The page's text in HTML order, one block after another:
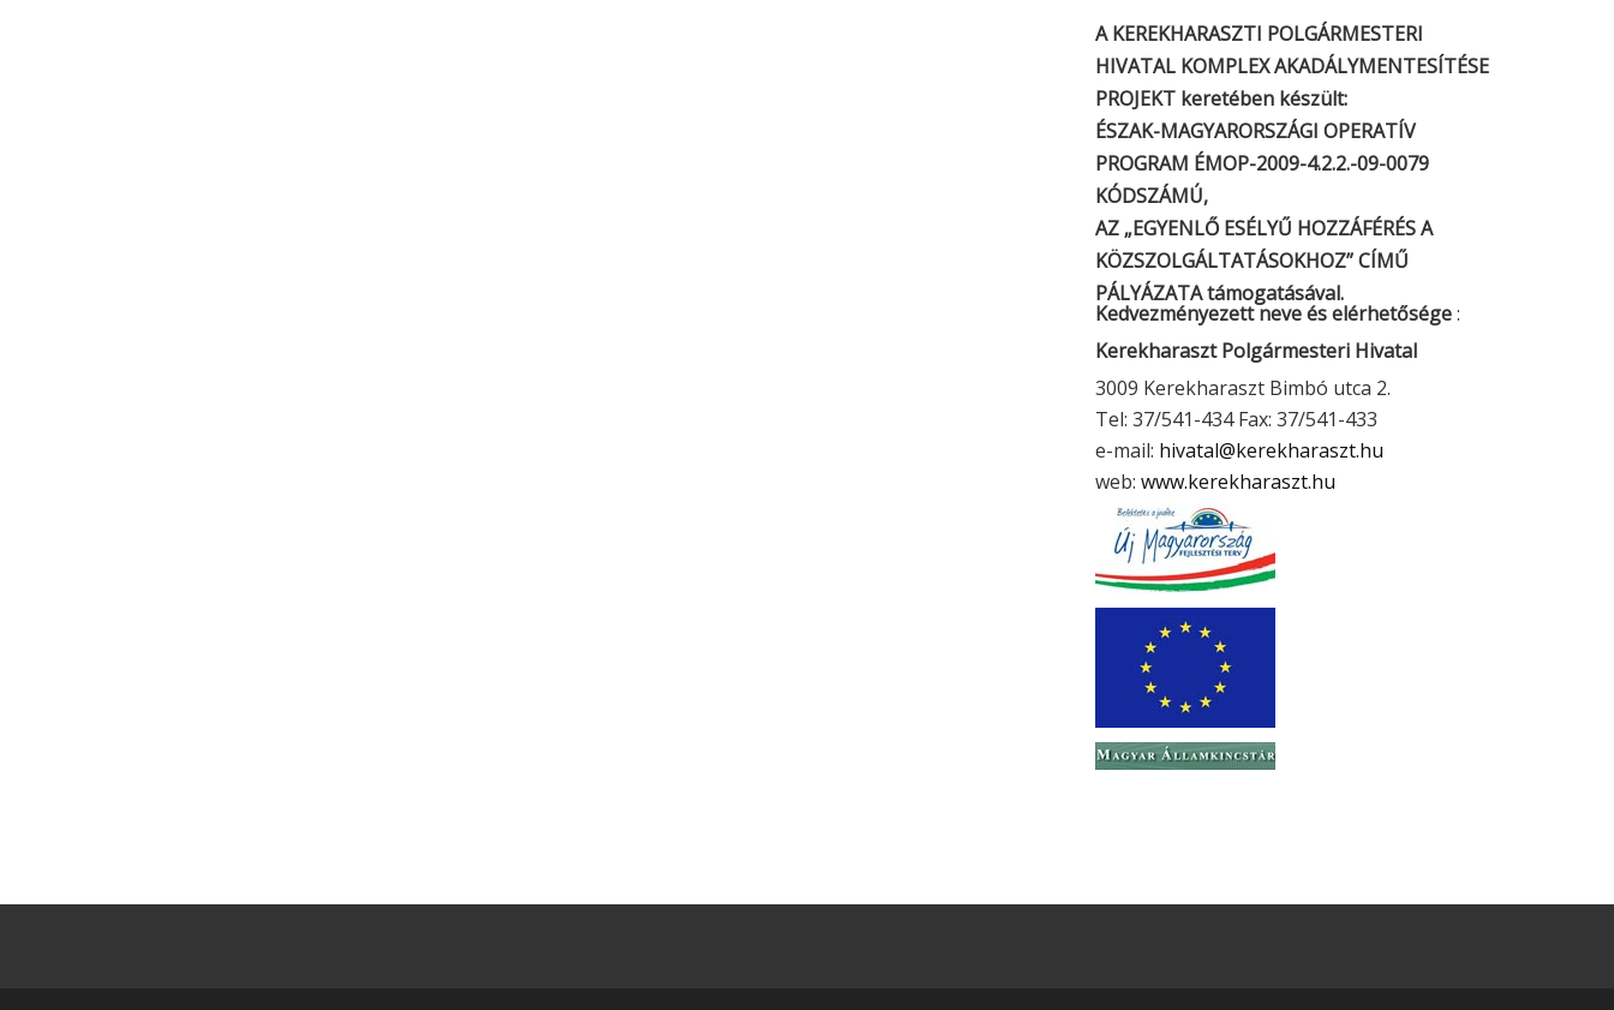
A KEREKHARASZTI POLGÁRMESTERI
HIVATAL KOMPLEX AKADÁLYMENTESÍTÉSE
PROJEKT keretében készült:
ÉSZAK-MAGYARORSZÁGI OPERATÍV
PROGRAM ÉMOP-2009-4.2.2.-09-0079
KÓDSZÁMÚ,
AZ „EGYENLŐ ESÉLYŰ HOZZÁFÉRÉS A
KÖZSZOLGÁLTATÁSOKHOZ” CÍMŰ
PÁLYÁZATA támogatásával.
Kedvezményezett neve és elérhetősége:
Kerekharaszt Polgármesteri Hivatal
3009 Kerekharaszt Bimbó utca 2.
Tel: 37/541-434 Fax: 37/541-433
e-mail: hivatal@kerekharaszt.hu
web: www.kerekharaszt.hu